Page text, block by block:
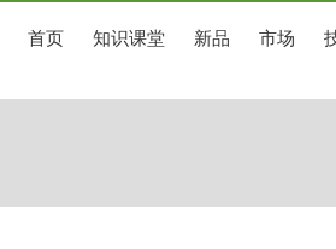
首页 知识课堂 新品 市场